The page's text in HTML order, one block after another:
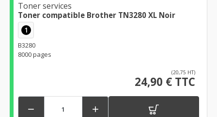
Toner services
Toner compatible Brother TN3280 XL Noir
1
B3280
8000 pages
(20,75 HT)
24,90 € TTC
 